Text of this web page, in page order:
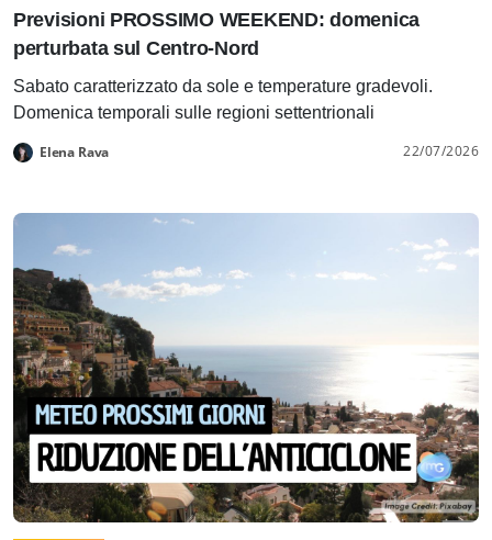
Previsioni PROSSIMO WEEKEND: domenica
perturbata sul Centro-Nord
Sabato caratterizzato da sole e temperature gradevoli.
Domenica temporali sulle regioni settentrionali
Elena Rava 22/07/2026